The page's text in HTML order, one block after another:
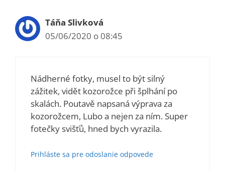
Táňa Slivková
05/06/2020 o 08:45
Nádherné fotky, musel to být silný
zážitek, vidět kozorožce při šplhání po
skalách. Poutavě napsaná výprava za
kozorožcem, Lubo a nejen za ním. Super
fotečky svišťů, hned bych vyrazila.
Prihláste sa pre odoslanie odpovede